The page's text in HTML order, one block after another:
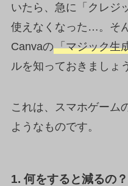
いたら、急に「クレジ
使えなくなった…。そ
Canvaの「マジック生
ルを知っておきましょ
これは、スマホゲーム
ようなものです。
1. 何をすると減るの